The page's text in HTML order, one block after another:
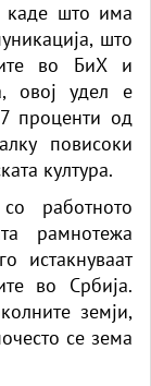
каде што има
што
во БиХ и
овој удел е
проценти од
повисоки
култура.
работното
рамнотежа
истакнуваат
во Србија.
земји,
се зема